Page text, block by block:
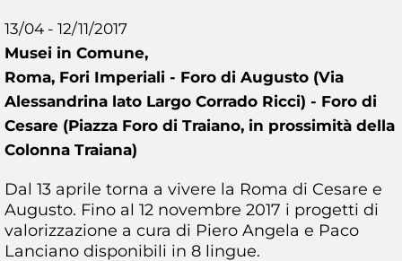
13/04 - 12/11/2017
Musei in Comune,
Roma, Fori Imperiali - Foro di Augusto (Via
Alessandrina lato Largo Corrado Ricci) - Foro di
Cesare (Piazza Foro di Traiano, in prossimità della
Colonna Traiana)
Dal 13 aprile torna a vivere la Roma di Cesare e
Augusto. Fino al 12 novembre 2017 i progetti di
valorizzazione a cura di Piero Angela e Paco
Lanciano disponibili in 8 lingue.